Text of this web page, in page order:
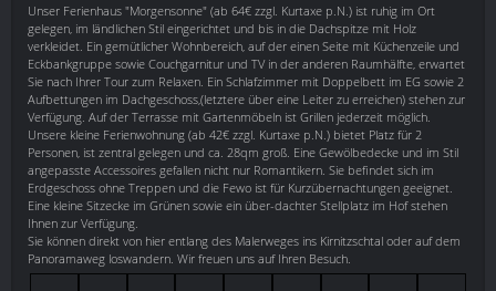
Unser Ferienhaus "Morgensonne" (ab 64€ zzgl. Kurtaxe p.N.) ist ruhig im Ort
gelegen, im ländlichen Stil eingerichtet und bis in die Dachspitze mit Holz
verkleidet. Ein gemütlicher Wohnbereich, auf der einen Seite mit Küchenzeile und
Eckbankgruppe sowie Couchgarnitur und TV in der anderen Raumhälfte, erwartet
Sie nach Ihrer Tour zum Relaxen. Ein Schlafzimmer mit Doppelbett im EG sowie 2
Aufbettungen im Dachgeschoss,(letztere über eine Leiter zu erreichen) stehen zur
Verfügung. Auf der Terrasse mit Gartenmöbeln ist Grillen jederzeit möglich.
Unsere kleine Ferienwohnung (ab 42€ zzgl. Kurtaxe p.N.) bietet Platz für 2
Personen, ist zentral gelegen und ca. 28qm groß. Eine Gewölbedecke und im Stil
angepasste Accessoires gefallen nicht nur Romantikern. Sie befindet sich im
Erdgeschoss ohne Treppen und die Fewo ist für Kurzübernachtungen geeignet.
Eine kleine Sitzecke im Grünen sowie ein über-dachter Stellplatz im Hof stehen
Ihnen zur Verfügung.
Sie können direkt von hier entlang des Malerweges ins Kirnitzschtal oder auf dem
Panoramaweg loswandern. Wir freuen uns auf Ihren Besuch.